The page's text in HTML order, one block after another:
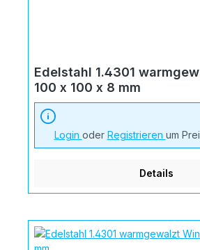
Edelstahl 1.4301
100 x 100 x 8 mm
Login oder Registrieren um
Details